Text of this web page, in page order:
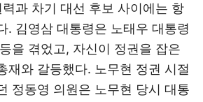
과 차기 대선 후보 사이에는 항
. 김영삼 대통령은 노태우 대통령
을 겪었고, 자신이 정권을 잡은
재와 갈등했다. 노무현 정권 시절
정동영 의원은 노무현 당시 대통